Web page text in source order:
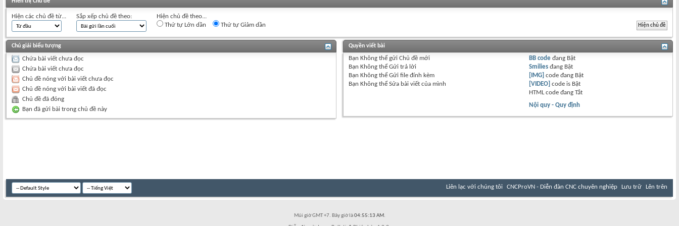
Hiện các chủ đề từ... Sắp xếp chủ đề theo:
Hiện chủ đề theo...
Thứ tự Lớn dần
Thứ tự Giảm dần
Chú giải biểu tượng
Chứa bài viết chưa đọc
Chứa bài viết chưa đọc
Chủ đề nóng với bài viết chưa đọc
Chủ đề nóng với bài viết đã đọc
Chủ đề đã đóng
Bạn đã gửi bài trong chủ đề này
Quyền viết bài
Bạn Không thểgửi Chủ đề mới
Bạn Không thểGửi trả lời
Bạn Không thểGửi file đính kèm
Bạn Không thểSửa bài viết của mình
BB code đang Bật
Smilies đang Bật
[IMG] code đang Bật
[VIDEO] code is Bật
HTML code đangTắt
Nội quy - Quy định
Liên lạc với chúng tôi CNCProVN - Diễn đàn CNC chuyên nghiệp Lưu trữ Lên trên
Múi giờ GMT +7. Bây giờ là04:55:13 AM.